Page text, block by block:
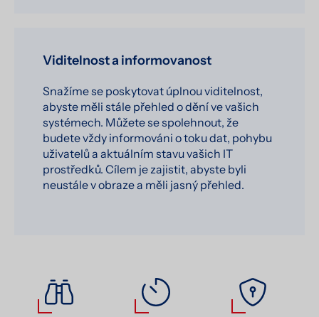
Viditelnost a informovanost
Snažíme se poskytovat úplnou viditelnost,
abyste měli stále přehled o dění ve vašich
systémech. Můžete se spolehnout, že
budete vždy informováni o toku dat, pohybu
uživatelů a aktuálním stavu vašich IT
prostředků. Cílem je zajistit, abyste byli
neustále v obraze a měli jasný přehled.